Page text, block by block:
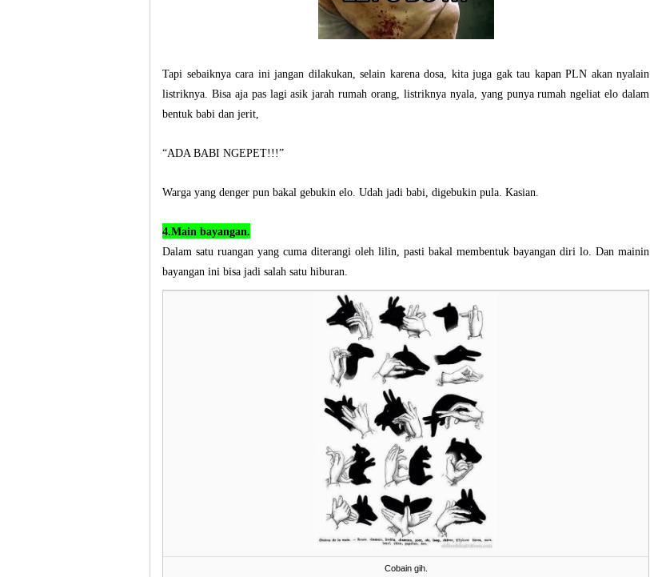
Tapi sebaiknya cara ini jangan dilakukan, selain karena dosa, kita juga gak tau kapan PLN akan nyalain
listriknya. Bisa aja pas lagi asik jarah rumah orang, listriknya nyala, yang punya rumah ngeliat elo dalam
bentuk babi dan jerit,
“ADA BABI NGEPET!!!”
Warga yang denger pun bakal gebukin elo. Udah jadi babi, digebukin pula. Kasian.
4.Main bayangan.
Dalam satu ruangan yang cuma diterangi oleh lilin, pasti bakal membentuk bayangan diri lo. Dan mainin
bayangan ini bisa jadi salah satu hiburan.
Cobain gih.